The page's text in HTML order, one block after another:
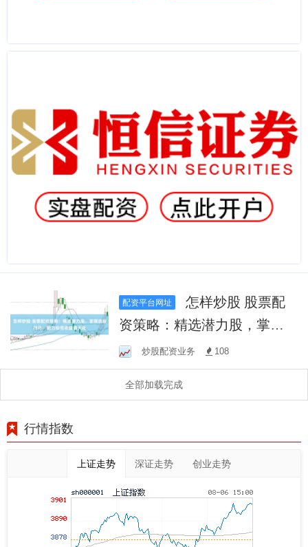
配资平台网址
怎样炒股 股票配
资策略：精选潜力股，掌握
选股技巧，助力投资收益最
大化
炒股配资业务 108
全部加载完成
行情指数
上证走势 深证走势 创业走势